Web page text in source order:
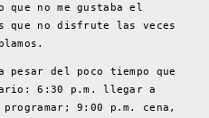
que no me gustaba el
que no disfrute las veces
pesar del poco tiempo que
6:30 p.m. llegar a
9:00 p.m. cena,